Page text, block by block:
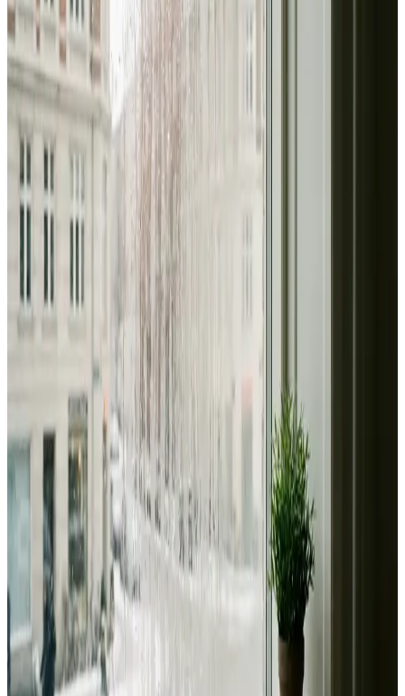
Alle ventilationsmærker
Fast pris uden overraskelser